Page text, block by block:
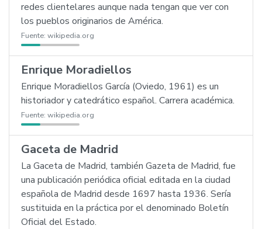
redes clientelares aunque nada tengan que ver con
los pueblos originarios de América.
Fuente: wikipedia.org
Enrique Moradiellos
Enrique Moradiellos García (Oviedo, 1961) es un
historiador y catedrático español. Carrera académica.
Fuente: wikipedia.org
Gaceta de Madrid
La Gaceta de Madrid, también Gazeta de Madrid, fue
una publicación periódica oficial editada en la ciudad
española de Madrid desde 1697 hasta 1936. Sería
sustituida en la práctica por el denominado Boletín
Oficial del Estado.